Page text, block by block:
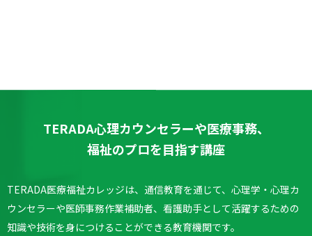
TERADA心理カウンセラーや医療事務、
福祉のプロを目指す講座
TERADA医療福祉カレッジは、通信教育を通じて、心理学・心理カ
ウンセラーや医師事務作業補助者、看護助手として活躍するための
知識や技術を身につけることができる教育機関です。